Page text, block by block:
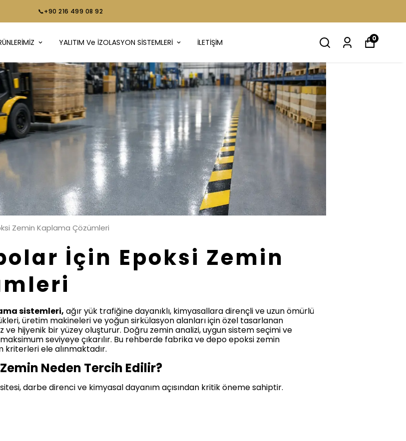
📞+90 216 499 08 92
YALITIM Ve İZOLASYON SİSTEMLERİ İLETİŞİM 0
Zemin Kaplama Çözümleri
İçin Epoksi Zemin
sistemleri, ağır yük trafiğine dayanıklı, kimyasallara dirençli ve uzun ömürlü
üretim makineleri ve yoğun sirkülasyon alanları için özel tasarlanan
ve hijyenik bir yüzey oluşturur. Doğru zemin analizi, uygun sistem seçimi ve
seviyeye çıkarılır. Bu rehberde fabrika ve depo epoksi zemin
ele alınmaktadır.
Neden Tercih Edilir?
darbe direnci ve kimyasal dayanım açısından kritik öneme sahiptir.